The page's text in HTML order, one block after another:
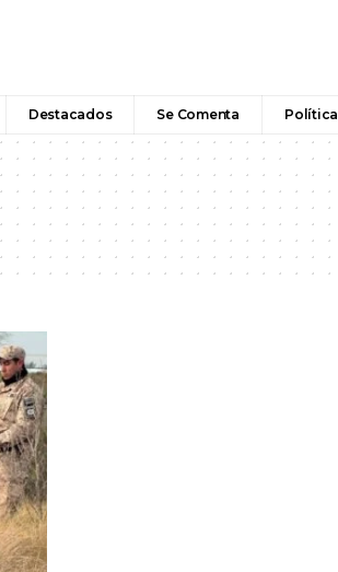
Destacados Se Comenta Política